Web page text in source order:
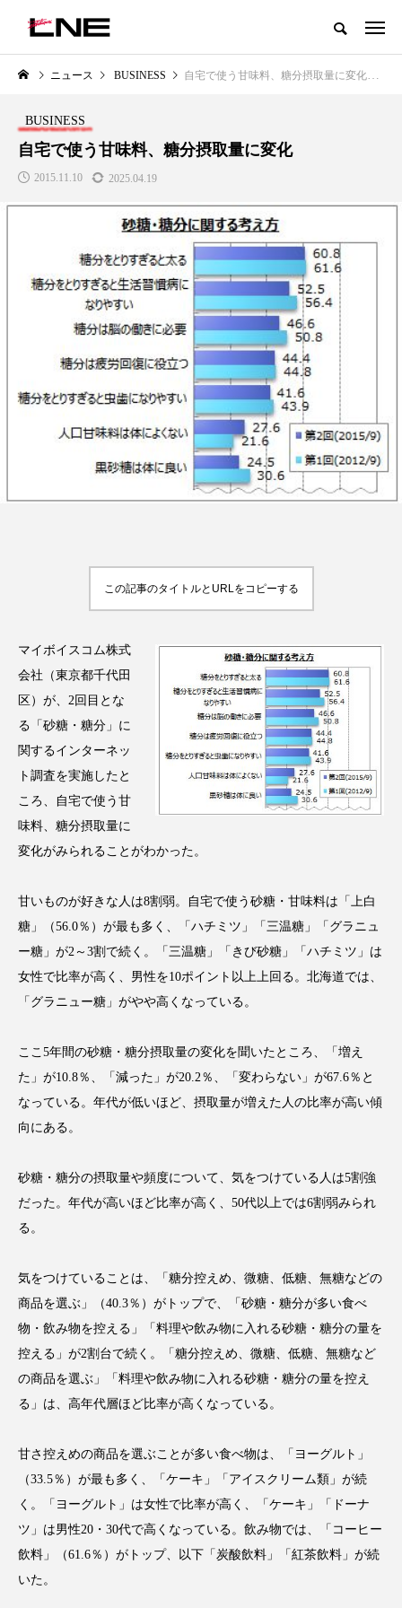
グローバルビューティ＆ヘルスケアビジネス誌
LIFESTYLE
SNSの「加工顔」と美容医療｜AI
がもたらす可能性とこれから
BUSINESS
GWI調査から読み解く2030年の
都市型スパ――身近なウェルネ
の次世代モデル
2026.08.06
FEATURED 注目の企画
TAG LIST タグ一覧
AI B2B BeautyTech ChatGPT
SaaS SNS
TikTok アスタキサンチン
アスレジャーコスメ アレルギー アロマ
アンチエイジング
インナービューティーアワード2025受賞商品
ウェアラブルデバイス ウェルネス
カウンセラー カウンセリング
カカイオイル
クローズアップ ケーススタディ
コルチゾール サステナビリティ
サステナブル美容 サプライチェーン
スカルプ クレンジング 頻度 スカルプケア
スキンケア スキンケア 習慣
ニュース BUSINESS 自宅で使う甘味料、糖分摂取量に変化
BUSINESS
自宅で使う甘味料、糖分摂取量に変化
2015.11.10 2025.04.19
この記事のタイトルとURLをコピーする
マイボイスコム株式
会社（東京都千代田
区）が、2回目とな
る「砂糖・糖分」に
関するインターネッ
ト調査を実施したと
ころ、自宅で使う甘
味料、糖分摂取量に
変化がみられることがわかった。
甘いものが好きな人は8割弱。自宅で使う砂糖・甘味料は「上白
糖」（56.0％）が最も多く、「ハチミツ」「三温糖」「グラニュ
ー糖」が2～3割で続く。「三温糖」「きび砂糖」「ハチミツ」は
女性で比率が高く、男性を10ポイント以上上回る。北海道では、
「グラニュー糖」がやや高くなっている。
ここ5年間の砂糖・糖分摂取量の変化を聞いたところ、「増え
た」が10.8％、「減った」が20.2％、「変わらない」が67.6％と
なっている。年代が低いほど、摂取量が増えた人の比率が高い傾
向にある。
砂糖・糖分の摂取量や頻度について、気をつけている人は5割強
だった。年代が高いほど比率が高く、50代以上では6割弱みられ
る。
気をつけていることは、「糖分控えめ、微糖、低糖、無糖などの
商品を選ぶ」（40.3％）がトップで、「砂糖・糖分が多い食べ
物・飲み物を控える」「料理や飲み物に入れる砂糖・糖分の量を
控える」が2割台で続く。「糖分控えめ、微糖、低糖、無糖など
の商品を選ぶ」「料理や飲み物に入れる砂糖・糖分の量を控え
る」は、高年代層ほど比率が高くなっている。
甘さ控えめの商品を選ぶことが多い食べ物は、「ヨーグルト」
（33.5％）が最も多く、「ケーキ」「アイスクリーム類」が続
く。「ヨーグルト」は女性で比率が高く、「ケーキ」「ドーナ
ツ」は男性20・30代で高くなっている。飲み物では、「コーヒー
飲料」（61.6％）がトップ、以下「炭酸飲料」「紅茶飲料」が続
いた。